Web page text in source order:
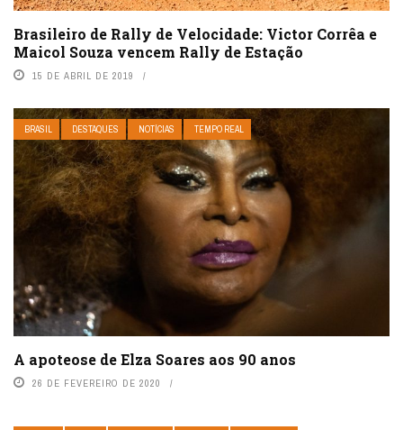
Brasileiro de Rally de Velocidade: Victor Corrêa e
Maicol Souza vencem Rally de Estação
15 DE ABRIL DE 2019
BRASIL DESTAQUES NOTÍCIAS TEMPO REAL
A apoteose de Elza Soares aos 90 anos
26 DE FEVEREIRO DE 2020